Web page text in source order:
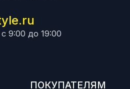
9:00 до 19:00
ПОКУПАТЕЛЯМ